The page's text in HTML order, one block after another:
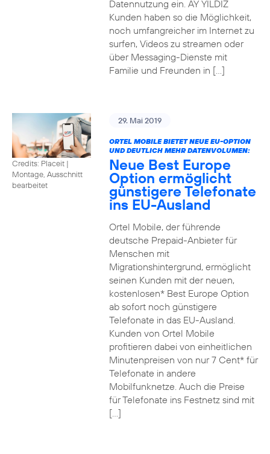
Datennutzung ein. AY YILDIZ
Kunden haben so die Möglichkeit,
noch umfangreicher im Internet zu
surfen, Videos zu streamen oder
über Messaging-Dienste mit
Familie und Freunden in […]
Credits: Placeit |
Montage, Ausschnitt
bearbeitet
29. Mai 2019
ORTEL MOBILE BIETET NEUE EU-OPTION
UND DEUTLICH MEHR DATENVOLUMEN:
Neue Best Europe
Option ermöglicht
günstigere Telefonate
ins EU-Ausland
Ortel Mobile, der führende
deutsche Prepaid-Anbieter für
Menschen mit
Migrationshintergrund, ermöglicht
seinen Kunden mit der neuen,
kostenlosen* Best Europe Option
ab sofort noch günstigere
Telefonate in das EU-Ausland.
Kunden von Ortel Mobile
profitieren dabei von einheitlichen
Minutenpreisen von nur 7 Cent* für
Telefonate in andere
Mobilfunknetze. Auch die Preise
für Telefonate ins Festnetz sind mit
[…]